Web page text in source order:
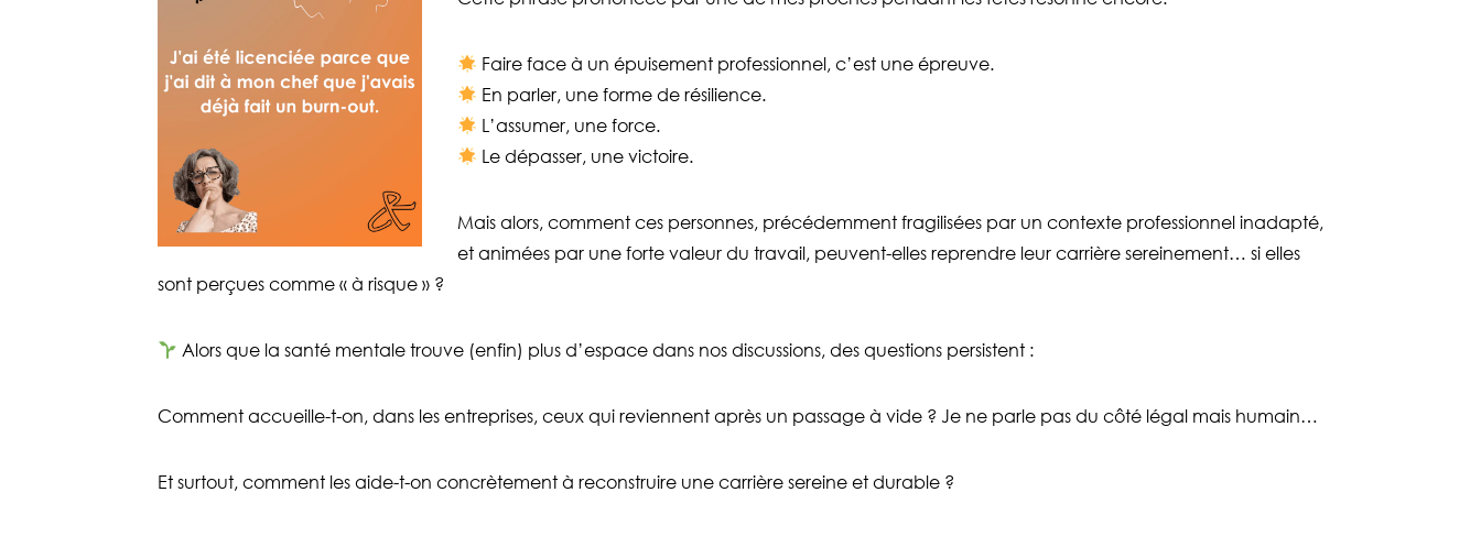
Faire face à un épuisement professionnel, c’est une épreuve.
En parler, une forme de résilience.
L’assumer, une force.
Le dépasser, une victoire.
Mais alors, comment ces personnes, précédemment fragilisées par un contexte professionnel inadapté,
et animées par une forte valeur du travail, peuvent-elles reprendre leur carrière sereinement… si elles
sont perçues comme « à risque » ?
Alors que la santé mentale trouve (enfin) plus d’espace dans nos discussions, des questions persistent :
Comment accueille-t-on, dans les entreprises, ceux qui reviennent après un passage à vide ? Je ne parle pas du côté légal mais humain…
Et surtout, comment les aide-t-on concrètement à reconstruire une carrière sereine et durable ?